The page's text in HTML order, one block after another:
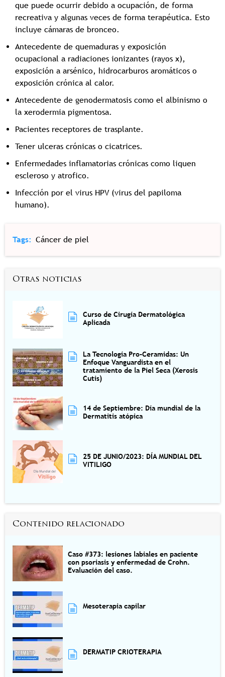
que puede ocurrir debido a ocupación, de forma
recreativa y algunas veces de forma terapéutica. Esto
incluye cámaras de bronceo.
Antecedente de quemaduras y exposición
ocupacional a radiaciones ionizantes (rayos x),
exposición a arsénico, hidrocarburos aromáticos o
exposición crónica al calor.
Antecedente de genodermatosis como el albinismo o
la xerodermia pigmentosa.
Pacientes receptores de trasplante.
Tener ulceras crónicas o cicatrices.
Enfermedades inflamatorias crónicas como liquen
escleroso y atrofico.
Infección por el virus HPV (virus del papiloma
humano).
Tags Cáncer de piel
Otras noticias
Curso de Cirugía Dermatológica
Aplicada
La Tecnología Pro-Ceramidas: Un
Enfoque Vanguardista en el
tratamiento de la Piel Seca (Xerosis
Cutis)
14 de Septiembre: Día mundial de la
Dermatitis atópica
25 DE JUNIO/2023: DÍA MUNDIAL DEL
VITILIGO
Contenido relacionado
Caso #373: lesiones labiales en paciente
con psoriasis y enfermedad de Crohn.
Evaluación del caso.
Mesoterapia capilar
DERMATIP CRIOTERAPIA